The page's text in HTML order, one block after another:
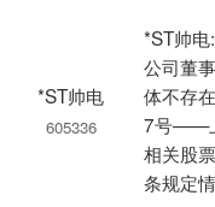
*ST帅电
605336
*ST帅
公司董
体不存
7号——
相关股
条规定